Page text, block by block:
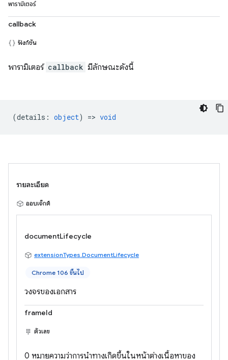
พารามิเตอร์
callback
ฟังก์ชัน
พารามิเตอร์ callback มีลักษณะดังนี้
(details : object) => void
รายละเอียด
ออบเจ็กต์
documentLifecycle
extensionTypes.DocumentLifecycle
Chrome 106 ขึ้นไป
วงจรของเอกสาร
frameId
ตัวเลข
0 หมายความว่าการนำทางเกิดขึ้นในหน้าต่างเนื้อหาของ